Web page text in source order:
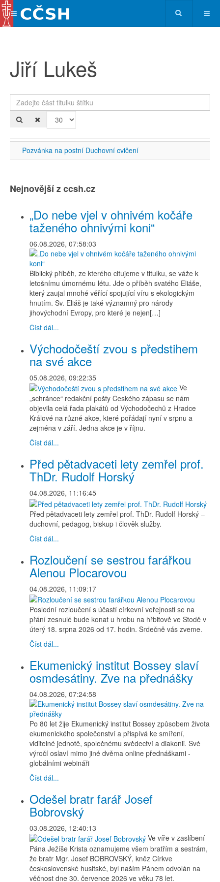
Jiří Lukeš
Zadejte část titulku štítku
Pozvánka na postní Duchovní cvičení
Nejnovější z ccsh.cz
„Do nebe vjel v ohnivém kočáře
taženého ohnivými koni“
06.08.2026, 07:58:03
Biblický příběh, ze kterého citujeme v titulku, se váže k
letošnímu úmornému létu. Jde o příběh svatého Eliáše,
který zaujal mnohé věřící spojující víru s ekologickým
hnutím. Sv. Eliáš je také významný pro národy
jihovýchodní Evropy, pro které je nejen[…]
Číst dál...
Východočeští zvou s předstihem
na své akce
05.08.2026, 09:22:35
Ve
„schránce“ redakční pošty Českého zápasu se nám
objevila celá řada plakátů od Východočechů z Hradce
Králové na různé akce, které pořádají nyní v srpnu a
zejména v září. Jedna akce je v říjnu.
Číst dál...
Před pětadvaceti lety zemřel prof.
ThDr. Rudolf Horský
04.08.2026, 11:16:45
Před pětadvaceti lety zemřel prof. ThDr. Rudolf Horský –
duchovní, pedagog, biskup i člověk služby.
Číst dál...
Rozloučení se sestrou farářkou
Alenou Plocarovou
04.08.2026, 11:09:17
Poslední rozloučení s účastí církevní veřejnosti se na
přání zesnulé bude konat u hrobu na hřbitově ve Stodě v
úterý 18. srpna 2026 od 17. hodin. Srdečně vás zveme.
Číst dál...
Ekumenický institut Bossey slaví
osmdesátiny. Zve na přednášky
04.08.2026, 07:24:58
Po 80 let žije Ekumenický institut Bossey způsobem života
ekumenického společenství a přispívá ke smíření,
viditelné jednotě, společnému svědectví a diakonii. Své
výročí oslaví mimo jiné dvěma online přednáškami -
globálními webináři
Číst dál...
Odešel bratr farář Josef
Bobrovský
03.08.2026, 12:40:13
Ve víře v zaslíbení
Pána Ježíše Krista oznamujeme všem bratřím a sestrám,
že bratr Mgr. Josef BOBROVSKÝ, kněz Církve
československé husitské, byl naším Pánem odvolán na
věčnost dne 30. července 2026 ve věku 78 let.